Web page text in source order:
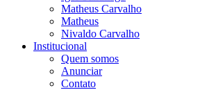
Matheus Carvalho
Matheus
Nivaldo Carvalho
Institucional
Quem somos
Anunciar
Contato